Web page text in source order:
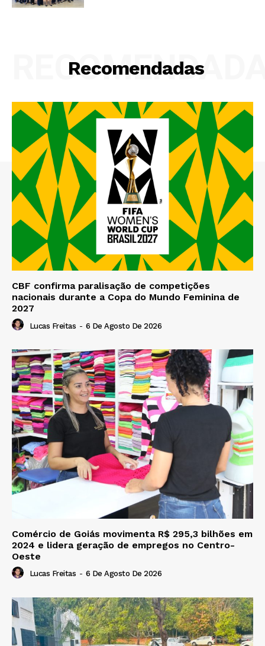
Recomendadas
CBF confirma paralisação de competições
nacionais durante a Copa do Mundo Feminina de
2027
Lucas Freitas - 6 De Agosto De 2026
Comércio de Goiás movimenta R$ 295,3 bilhões em
2024 e lidera geração de empregos no Centro-
Oeste
Lucas Freitas - 6 De Agosto De 2026